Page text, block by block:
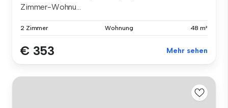
Zimmer-Wohnu...
2 Zimmer Wohnung 48 m²
€ 353 Mehr sehen